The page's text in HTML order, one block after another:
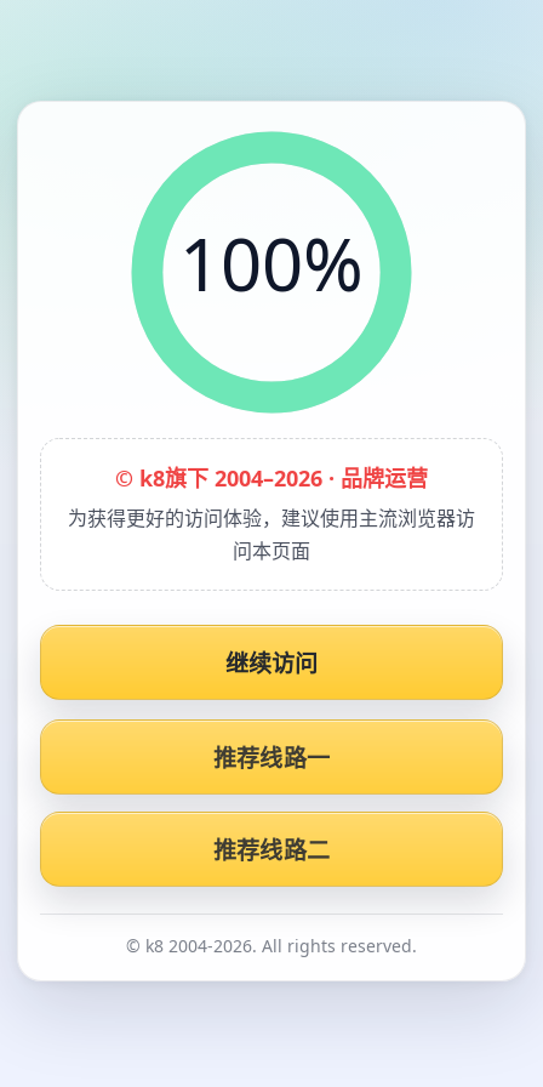
100%
© k8旗下 2004–2026 · 品牌运营
为获得更好的访问体验，建议使用主流浏览器访
问本页面
继续访问
推荐线路一
推荐线路二
© k8 2004-2026. All rights reserved.